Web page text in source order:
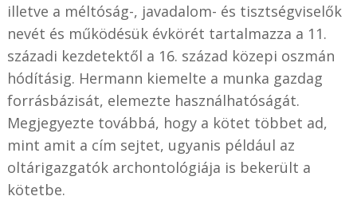
illetve a méltóság-, javadalom- és tisztségviselők
nevét és működésük évkörét tartalmazza a 11.
századi kezdetektől a 16. század közepi oszmán
hódításig. Hermann kiemelte a munka gazdag
forrásbázisát, elemezte használhatóságát.
Megjegyezte továbbá, hogy a kötet többet ad,
mint amit a cím sejtet, ugyanis például az
oltárigazgatók archontológiája is bekerült a
kötetbe.